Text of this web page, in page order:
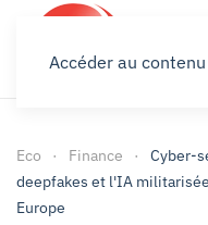
Accéder au
Eco Finance
Cyber-
deepfakes et l'IA
Europe